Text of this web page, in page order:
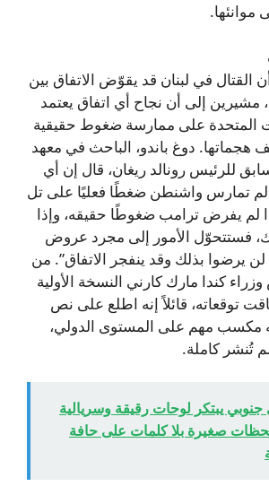
موانئها.
في لبنان قد يقوّض الاتفاق بين
إلى أن نجاح أي اتفاق يعتمد
المتحدة على ممارسة ضغوط حقيقية
هجماتها. دوغ باندو، الباحث في معهد
للرئيس رونالد ريغان، قال إن أي
لم تمارس واشنطن ضغطًا فعليًا على تل
لم يفرض ترامب ضغوطًا حقيقه، وإذا
فستتحوّل الأمور إلى مجرد عروض
يرضوا بذلك وقد ينفجر الاتفاق”. من
كندا مارك كارني النسخة الأولية
توقعاته، قائلاً إنه اطلع على نص
مكسب مهم على المستوى الدولي،
تُنشر كاملة.
يبتكر لوحات رقيقة وسريالية
صغيرة بلا كلمات على حافة